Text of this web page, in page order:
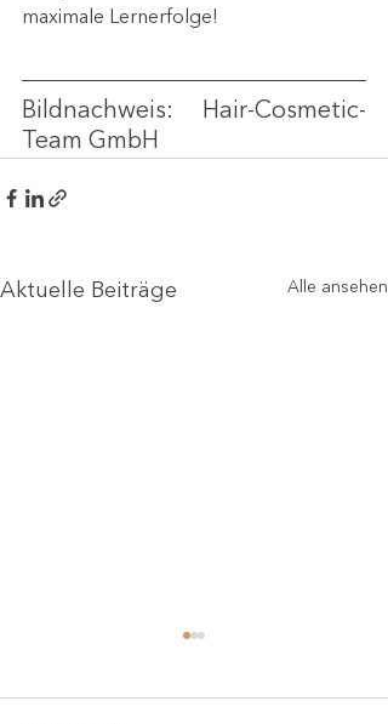
maximale Lernerfolge!
Bildnachweis: Hair-Cosmetic-
Team GmbH
Aktuelle Beiträge Alle ansehen